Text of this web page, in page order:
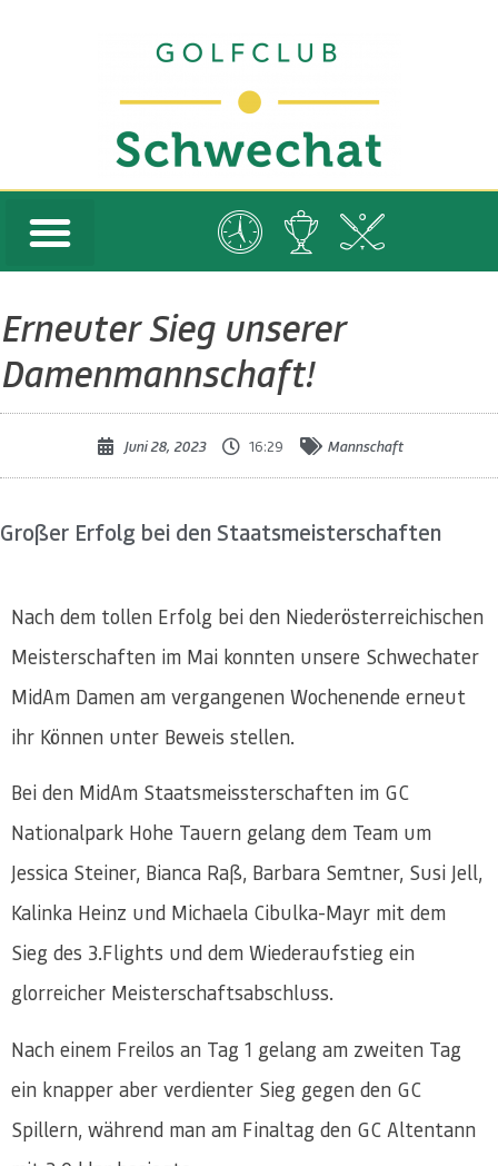
Erneuter Sieg unserer
Damenmannschaft!
Juni 28, 2023 16:29 Mannschaft
Großer Erfolg bei den Staatsmeisterschaften
Nach dem tollen Erfolg bei den Niederösterreichischen
Meisterschaften im Mai konnten unsere Schwechater
MidAm Damen am vergangenen Wochenende erneut
ihr Können unter Beweis stellen.
Bei den MidAm Staatsmeissterschaften im GC
Nationalpark Hohe Tauern gelang dem Team um
Jessica Steiner, Bianca Raß, Barbara Semtner, Susi Jell,
Kalinka Heinz und Michaela Cibulka-Mayr mit dem
Sieg des 3.Flights und dem Wiederaufstieg ein
glorreicher Meisterschaftsabschluss.
Nach einem Freilos an Tag 1 gelang am zweiten Tag
ein knapper aber verdienter Sieg gegen den GC
Spillern, während man am Finaltag den GC Altentann